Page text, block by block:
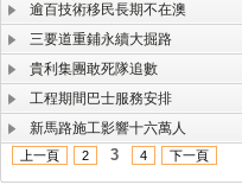
逾百技術移民長期不在澳
三要道重鋪永續大掘路
貴利集團敢死隊追數
工程期間巴士服務安排
新馬路施工影響十六萬人
上一頁 2 3 4 下一頁